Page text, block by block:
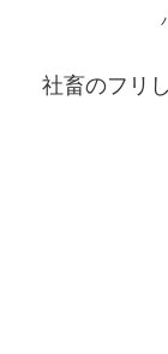
社畜のフリ